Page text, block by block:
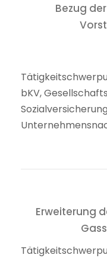
Bezug
bKV,
Erweiterung